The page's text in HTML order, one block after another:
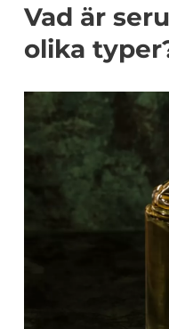
Vad är
olika